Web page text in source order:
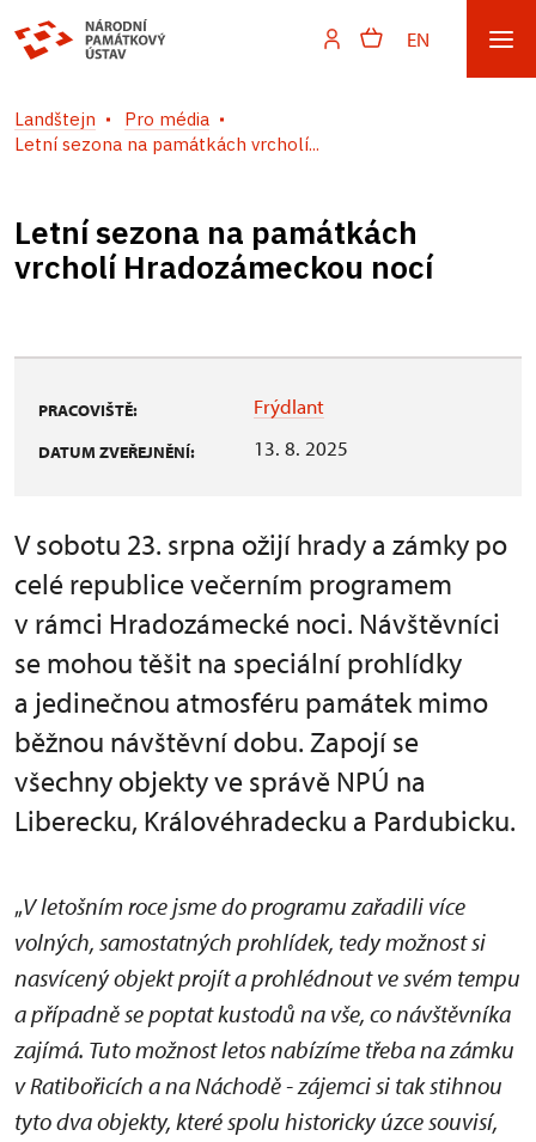
EN
Landštejn
Pro média
Letní sezona na památkách vrcholí...
Letní sezona na památkách
vrcholí Hradozámeckou nocí
PRACOVIŠTĚ: Frýdlant
DATUM ZVEŘEJNĚNÍ: 13. 8. 2025
V sobotu 23. srpna ožijí hrady a zámky po
celé republice večerním programem
v rámci Hradozámecké noci. Návštěvníci
se mohou těšit na speciální prohlídky
a jedinečnou atmosféru památek mimo
běžnou návštěvní dobu. Zapojí se
všechny objekty ve správě NPÚ na
Liberecku, Královéhradecku a Pardubicku.
„V letošním roce jsme do programu zařadili více
volných, samostatných prohlídek, tedy možnost si
nasvícený objekt projít a prohlédnout ve svém tempu
a případně se poptat kustodů na vše, co návštěvníka
zajímá. Tuto možnost letos nabízíme třeba na zámku
v Ratibořicích a na Náchodě - zájemci si tak stihnou
tyto dva objekty, které spolu historicky úzce souvisí,